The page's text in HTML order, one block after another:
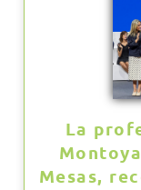
La
Mesas,